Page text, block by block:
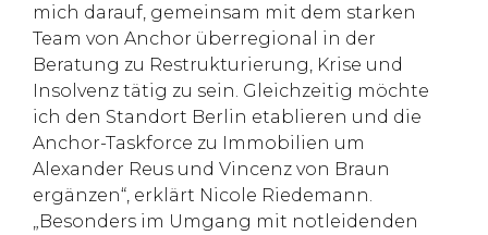
mich darauf, gemeinsam mit dem starken
Team von Anchor überregional in der
Beratung zu Restrukturierung, Krise und
Insolvenz tätig zu sein. Gleichzeitig möchte
ich den Standort Berlin etablieren und die
Anchor-Taskforce zu Immobilien um
Alexander Reus und Vincenz von Braun
ergänzen“, erklärt Nicole Riedemann.
„Besonders im Umgang mit notleidenden